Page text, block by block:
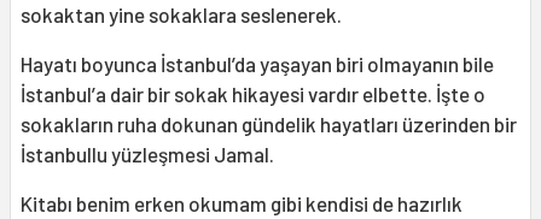
sokaktan yine sokaklara seslenerek.
Hayatı boyunca İstanbul’da yaşayan biri olmayanın bile
İstanbul’a dair bir sokak hikayesi vardır elbette. İşte o
sokakların ruha dokunan gündelik hayatları üzerinden bir
İstanbullu yüzleşmesi Jamal.
Kitabı benim erken okumam gibi kendisi de hazırlık